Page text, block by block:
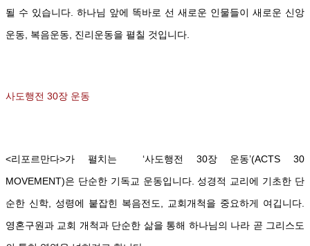
될 수 있습니다. 하나님 앞에 똑바로 선 새로운 인물들이 새로운 신앙
운동, 복음운동, 진리운동을 펼칠 것입니다.
사도행전 30장 운동
<리포르만다>가 펼치는 ‘사도행전 30장 운동’(ACTS 30
MOVEMENT)은 단순한 기독교 운동입니다. 성경적 교리에 기초한 단
순한 신학, 성령에 붙잡힌 복음전도, 교회개척을 중요하게 여깁니다.
영혼구원과 교회 개척과 단순한 삶을 통해 하나님의 나라 곧 그리스도